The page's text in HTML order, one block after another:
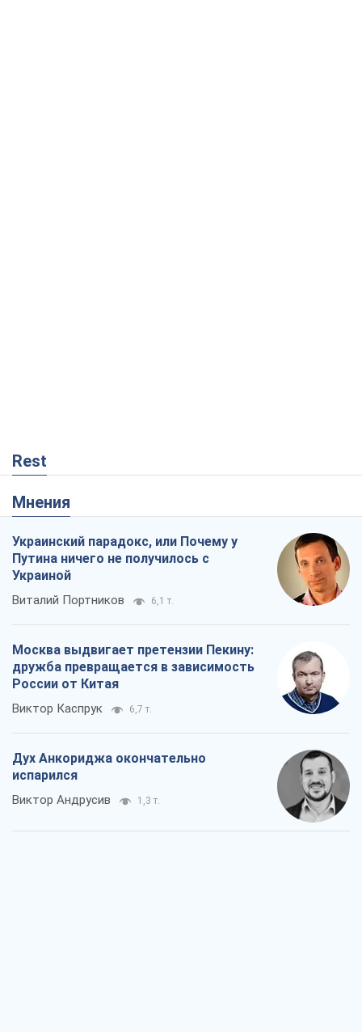
Rest
Мнения
Украинский парадокс, или Почему у
Путина ничего не получилось с
Украиной
Виталий Портников 6,1 т.
Москва выдвигает претензии Пекину:
дружба превращается в зависимость
России от Китая
Виктор Каспрук 6,7 т.
Дух Анкориджа окончательно
испарился
Виктор Андрусив 1,3 т.